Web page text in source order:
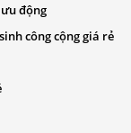
động
công cộng giá rẻ